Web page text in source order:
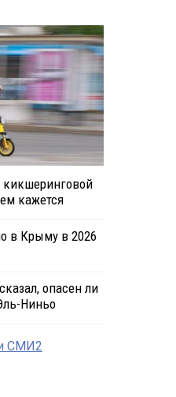
кикшеринговой
кажется
в Крыму в 2026
опасен ли
Ниньо
СМИ2